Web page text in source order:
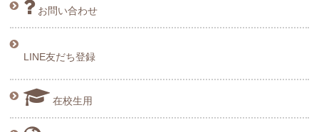
お問い合わせ
LINE友だち登録
在校生用